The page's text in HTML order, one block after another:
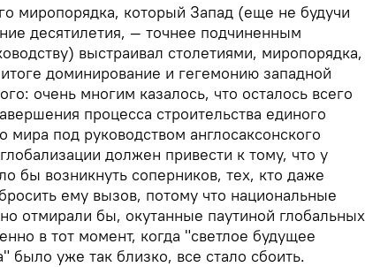
миропорядка, который Запад (еще не будучи
десятилетия, — точнее подчиненным
выстраивал столетиями, миропорядка,
доминирование и гегемонию западной
очень многим казалось, что осталось всего
процесса строительства единого
мира под руководством англосаксонского
должен привести к тому, что у
бы возникнуть соперников, тех, кто даже
ему вызов, потому что национальные
отмирали бы, окутанные паутиной глобальных
в тот момент, когда "светлое будущее
было уже так близко, все стало сбоить.